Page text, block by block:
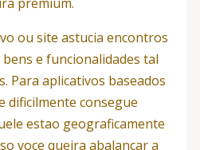
ou site astucia encontros
e funcionalidades tal
Para aplicativos baseados
dificilmente consegue
estao geograficamente
voce queira abalancar a